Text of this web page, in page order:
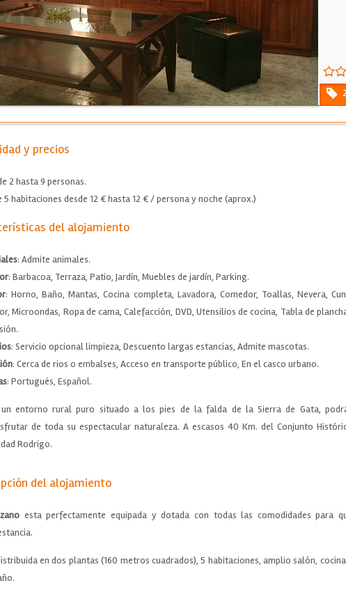
y precios
2 hasta 9 personas.
5 habitaciones desde 12 € hasta 12 € / persona y noche (aprox.)
del alojamiento
: Admite animales.
: Barbacoa, Terraza, Patio, Jardín, Muebles de jardín, Parking.
: Horno, Baño, Mantas, Cocina completa, Lavadora, Comedor, Toallas, Nevera,
Microondas, Ropa de cama, Calefacción, DVD, Utensilios de cocina, Tabla de
: Servicio opcional limpieza, Descuento largas estancias, Admite mascotas.
: Cerca de rios o embalses, Acceso en transporte público, En el casco urbano.
: Portugués, Español.
un entorno rural puro situado a los pies de la falda de la Sierra de Gata,
de toda su espectacular naturaleza. A escasos 40 Km. del Conjunto
Rodrigo.
del alojamiento
esta perfectamente equipada y dotada con todas las comodidades para
en dos plantas (160 metros cuadrados), 5 habitaciones, amplio salón,